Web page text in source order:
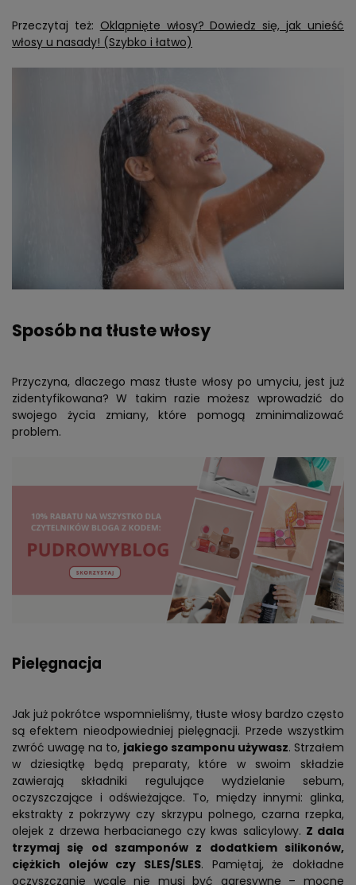
Przeczytaj też: Oklapnięte włosy? Dowiedz się, jak unieść
włosy u nasady! (Szybko i łatwo)
Sposób na tłuste włosy
Przyczyna, dlaczego masz tłuste włosy po umyciu, jest już
zidentyfikowana? W takim razie możesz wprowadzić do
swojego życia zmiany, które pomogą zminimalizować
problem.
Pielęgnacja
Jak już pokrótce wspomnieliśmy, tłuste włosy bardzo często
są efektem nieodpowiedniej pielęgnacji. Przede wszystkim
zwróć uwagę na to, jakiego szamponu używasz. Strzałem
w dziesiątkę będą preparaty, które w swoim składzie
zawierają składniki regulujące wydzielanie sebum,
oczyszczające i odświeżające. To, między innymi: glinka,
ekstrakty z pokrzywy czy skrzypu polnego, czarna rzepka,
olejek z drzewa herbacianego czy kwas salicylowy. Z dala
trzymaj się od szamponów z dodatkiem silikonów,
ciężkich olejów czy SLES/SLES. Pamiętaj, że dokładne
oczyszczanie wcale nie musi być agresywne – mocne